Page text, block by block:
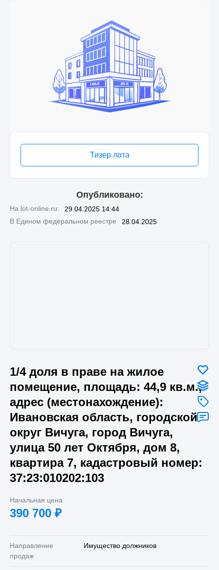
Тизер лота
Опубликовано:
На lot-online.ru:
29.04.2025 14:44
В Едином федеральном реестре
28.04.2025
1/4 доля в праве на жилое
помещение, площадь: 44,9 кв.м.,
адрес (местонахождение):
Ивановская область, городской
округ Вичуга, город Вичуга,
улица 50 лет Октября, дом 8,
квартира 7, кадастровый номер:
37:23:010202:103
Начальная цена
390 700 ₽
Направление
продаж
Имущество должников